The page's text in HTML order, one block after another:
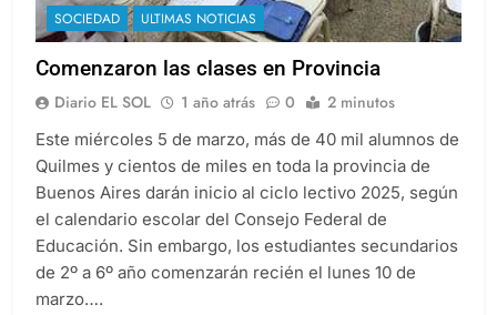
SOCIEDAD
ULTIMAS NOTICIAS
Comenzaron las clases en Provincia
Diario EL SOL 1 año atrás 0 2 minutos
Este miércoles 5 de marzo, más de 40 mil alumnos de
Quilmes y cientos de miles en toda la provincia de
Buenos Aires darán inicio al ciclo lectivo 2025, según
el calendario escolar del Consejo Federal de
Educación. Sin embargo, los estudiantes secundarios
de 2º a 6º año comenzarán recién el lunes 10 de
marzo….